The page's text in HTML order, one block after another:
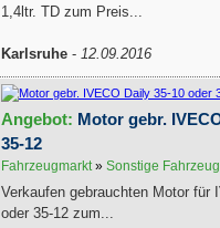
1,4ltr. TD zum Preis...
Karlsruhe - 12.09.2016
Angebot: Motor gebr.
35-12
Fahrzeugmarkt» Sonstige
Verkaufen gebrauchten Motor für
oder 35-12 zum...